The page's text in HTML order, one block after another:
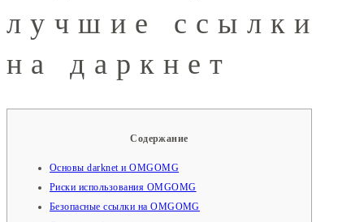
лучшие ссылки
на даркнет
Содержание
Основы darknet и OMGOMG
Риски использования OMGOMG
Безопасные ссылки на OMGOMG